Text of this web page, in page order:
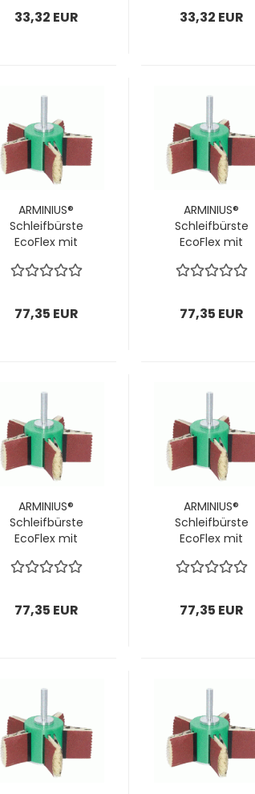
P180; 1 VPE = 28
Stück
33,32 EUR
P220; 1 VPE = 28
Stück
33,32 EUR
ARMINIUS®
Schleifbürste
EcoFlex mit
160x50x10mm;
Schleiflamellen
P80 & Bürsten; 1
77,35 EUR
ARMINIUS®
Schleifbürste
EcoFlex mit
160x50x10mm;
Schleiflamellen
P100 & Bürsten; 1
77,35 EUR
ARMINIUS®
Schleifbürste
EcoFlex mit
160x50x10mm;
Schleiflamellen
P180 & Bürsten; 1
77,35 EUR
ARMINIUS®
Schleifbürste
EcoFlex mit
160x50x10mm;
Schleiflamellen
P220 & Bürsten;
77,35 EUR